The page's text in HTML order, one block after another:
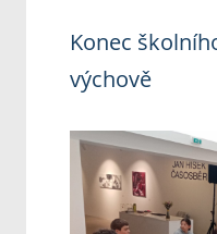
Konec
výchově